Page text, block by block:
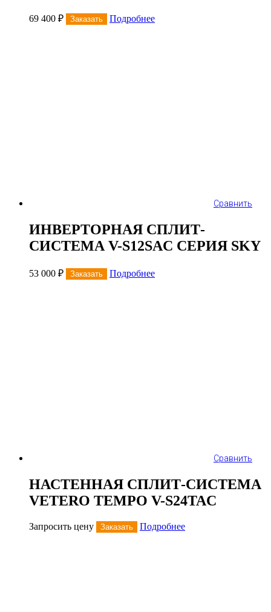
69 400 ₽ Заказать Подробнее
Сравнить
ИНВЕРТОРНАЯ СПЛИТ-
СИСТЕМА V-S12SAC СЕРИЯ SKY
53 000 ₽ Заказать Подробнее
Сравнить
НАСТЕННАЯ СПЛИТ-СИСТЕМА
VETERO TEMPO V-S24TAC
Запросить цену Заказать Подробнее